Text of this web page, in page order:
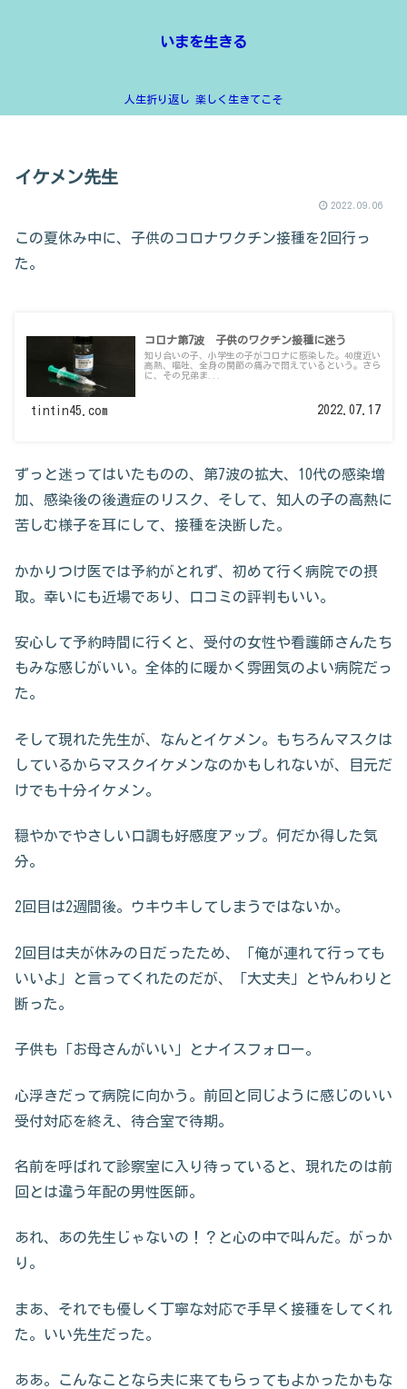
いまを生きる
人生折り返し 楽しく生きてこそ
イケメン先生
2022.09.06
この夏休み中に、子供のコロナワクチン接種を2回行っ
た。
コロナ第7波 子供のワクチン接種に迷う
知り合いの子、小学生の子がコロナに感染した。40度近い
高熱、嘔吐、全身の関節の痛みで悶えているという。さら
に、その兄弟ま...
tintin45.com 2022.07.17
ずっと迷ってはいたものの、第7波の拡大、10代の感染増
加、感染後の後遺症のリスク、そして、知人の子の高熱に
苦しむ様子を耳にして、接種を決断した。
かかりつけ医では予約がとれず、初めて行く病院での摂
取。幸いにも近場であり、口コミの評判もいい。
安心して予約時間に行くと、受付の女性や看護師さんたち
もみな感じがいい。全体的に暖かく雰囲気のよい病院だっ
た。
そして現れた先生が、なんとイケメン。もちろんマスクは
しているからマスクイケメンなのかもしれないが、目元だ
けでも十分イケメン。
穏やかでやさしい口調も好感度アップ。何だか得した気
分。
2回目は2週間後。ウキウキしてしまうではないか。
2回目は夫が休みの日だったため、「俺が連れて行っても
いいよ」と言ってくれたのだが、「大丈夫」とやんわりと
断った。
子供も「お母さんがいい」とナイスフォロー。
心浮きだって病院に向かう。前回と同じように感じのいい
受付対応を終え、待合室で待期。
名前を呼ばれて診察室に入り待っていると、現れたのは前
回とは違う年配の男性医師。
あれ、あの先生じゃないの！？と心の中で叫んだ。がっか
り。
まあ、それでも優しく丁寧な対応で手早く接種をしてくれ
た。いい先生だった。
ああ。こんなことなら夫に来てもらってもよかったかもな